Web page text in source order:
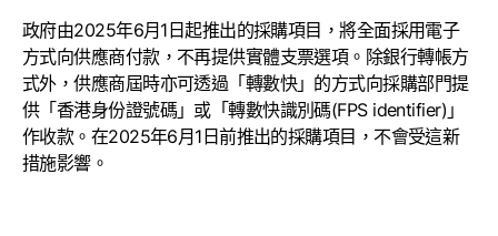
政府由2025年6月1日起推出的採購項目，將全面採用電子
方式向供應商付款，不再提供實體支票選項。除銀行轉帳方
式外，供應商屆時亦可透過「轉數快」的方式向採購部門提
供「香港身份證號碼」或「轉數快識別碼(FPS identifier)」
作收款。在2025年6月1日前推出的採購項目，不會受這新
措施影響。